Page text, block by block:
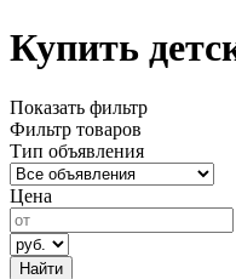
Купить
Показать фильтр
Фильтр товаров
Тип объявления
Цена